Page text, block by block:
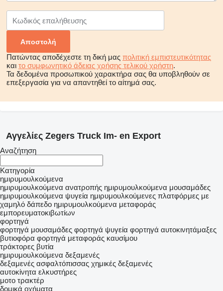
Πατώντας αποδέχεστε τη δική μας πολιτική εμπιστευτικότητας
και το συμφωνητικό άδειας χρήσης τελικού χρήστη.
Τα δεδομένα προσωπικού χαρακτήρα σας θα υποβληθούν σε
επεξεργασία για να απαντηθεί το αίτημά σας.
Αγγελίες Zegers Truck Im- en Export
Αναζήτηση
Κατηγορία
ημιρυμουλκούμενα
ημιρυμουλκούμενα ανατροπής ημιρυμουλκούμενα μουσαμάδες
ημιρυμουλκούμενα ψυγεία ημιρυμουλκούμενες πλατφόρμες με
χαμηλό δάπεδο ημιρυμουλκούμενα μεταφοράς
εμπορευματοκιβωτίων
φορτηγά
φορτηγά μουσαμάδες φορτηγά ψυγεία φορτηγά αυτοκινητάμαξες
βυτιοφόρα φορτηγά μεταφοράς καυσίμου
τράκτορες βυτία
ημιρυμουλκούμενα δεξαμενές
δεξαμενές ασφαλτόπισσας χημικές δεξαμενές
αυτοκίνητα ελκυστήρες
μοτο τρακτέρ
δομικά οχήματα